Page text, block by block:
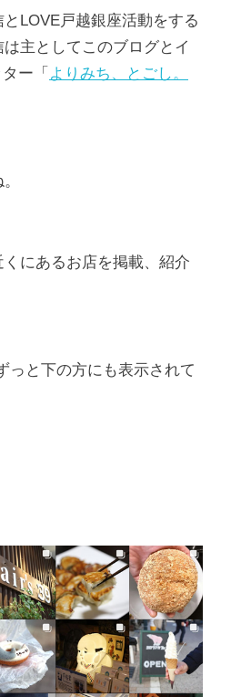
LOVE戸越銀座活動をする
主としてこのブログとイ
ー「 よりみち、とごし。
にあるお店を掲載、紹介
っと下の方にも表示されて